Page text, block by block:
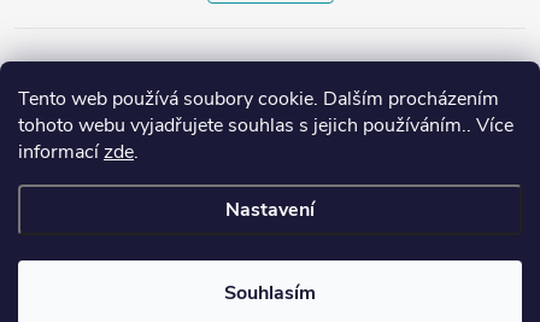
Tento web používá soubory cookie. Dalším procházením
tohoto webu vyjadřujete souhlas s jejich používáním.. Více
informacízde.
Nastavení
Souhlasím
Copyright 2026Style4.cz. Všechna práva vyhrazena.